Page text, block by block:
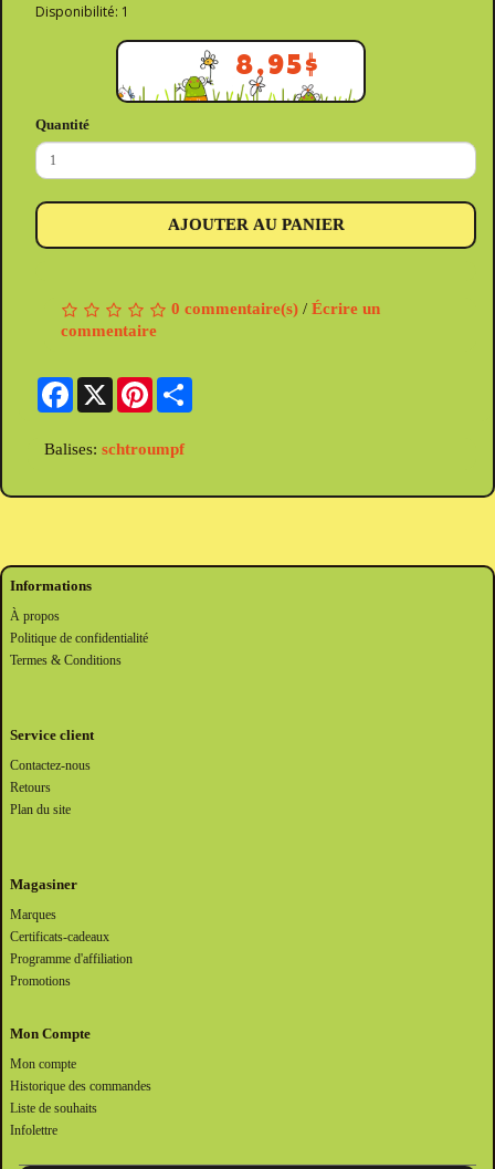
Disponibilité: 1
8,95$
Quantité
AJOUTER AU PANIER
0 commentaire(s) / Écrire un
commentaire
Facebook
X Pinterest
Balises: schtroumpf
Informations
À propos
Politique de confidentialité
Termes & Conditions
Service client
Contactez-nous
Retours
Plan du site
Magasiner
Marques
Certificats-cadeaux
Programme d'affiliation
Promotions
Mon Compte
Mon compte
Historique des commandes
Liste de souhaits
Infolettre